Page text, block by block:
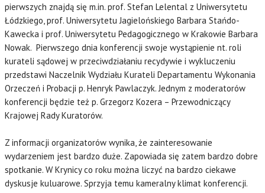
pierwszych znajdą się m.in. prof. Stefan Lelental z Uniwersytetu
Łódzkiego, prof. Uniwersytetu Jagielońskiego Barbara Stańdo-
Kawecka i prof. Uniwersytetu Pedagogicznego w Krakowie Barbara
Nowak. Pierwszego dnia konferencji swoje wystąpienie nt. roli
kurateli sądowej w przeciwdziałaniu recydywie i wykluczeniu
przedstawi Naczelnik Wydziału Kurateli Departamentu Wykonania
Orzeczeń i Probacji p. Henryk Pawlaczyk. Jednym z moderatorów
konferencji będzie też p. Grzegorz Kozera – Przewodniczący
Krajowej Rady Kuratorów.
Z informacji organizatorów wynika, że zainteresowanie
wydarzeniem jest bardzo duże. Zapowiada się zatem bardzo dobre
spotkanie. W Krynicy co roku można liczyć na bardzo ciekawe
dyskusje kuluarowe. Sprzyja temu kameralny klimat konferencji.